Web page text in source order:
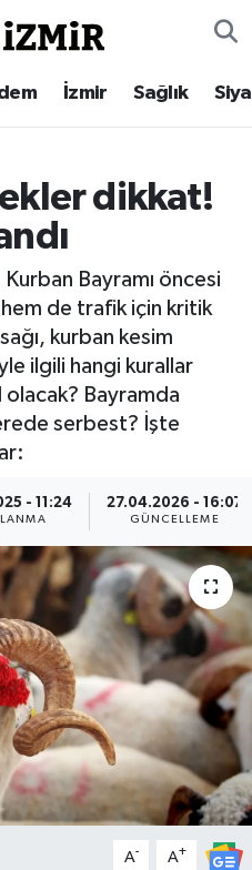
İzmir Sağlık
dikkat!
Bayramı öncesi
de trafik için kritik
kurban kesim
ilgili hangi kurallar
olacak? Bayramda
serbest? İşte
- 11:24 27.04.2026 - 16:07
GÜNCELLEME
A- A+
ve Fikstür